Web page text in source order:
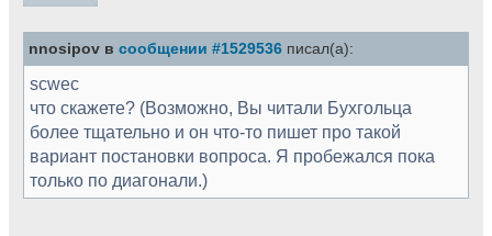
nnosipov в сообщении #1529536 писал(а):
scwec
что скажете? (Возможно, Вы читали Бухгольца
более тщательно и он что-то пишет про такой
вариант постановки вопроса. Я пробежался пока
только по диагонали.)